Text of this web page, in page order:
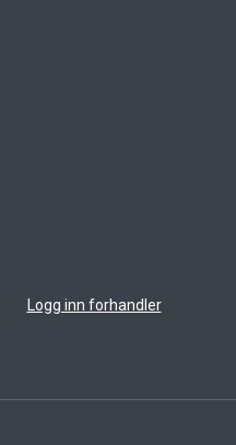
Logg inn forhandler